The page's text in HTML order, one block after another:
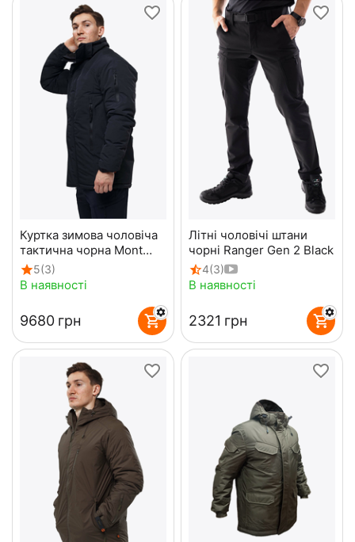
Куртка зимова чоловіча
тактична чорна Mont
Blanc Gen3 Black
5(3)
В наявності
‍9680‍ грн
Літні чоловічі штани
чорні Ranger Gen 2 Black
4(3)
В наявності
‍2321‍ грн